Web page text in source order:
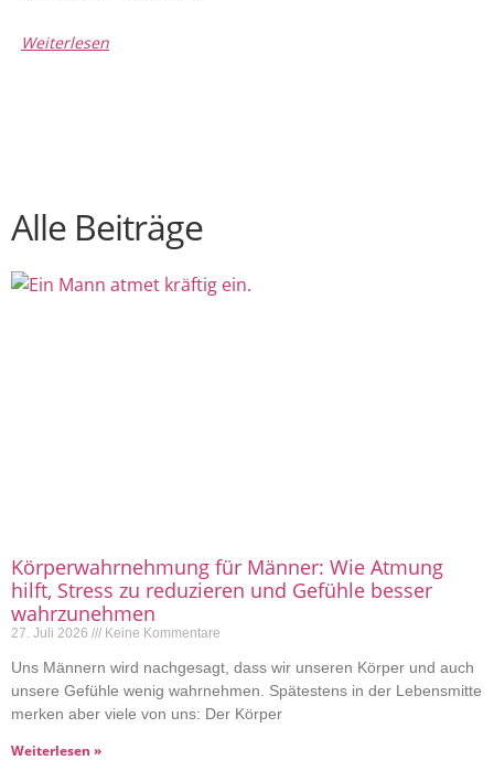
Weiterlesen
Alle Beiträge
Körperwahrnehmung für Männer: Wie Atmung
hilft, Stress zu reduzieren und Gefühle besser
wahrzunehmen
27. Juli 2026 Keine Kommentare
Uns Männern wird nachgesagt, dass wir unseren Körper und auch
unsere Gefühle wenig wahrnehmen. Spätestens in der Lebensmitte
merken aber viele von uns: Der Körper
Weiterlesen »